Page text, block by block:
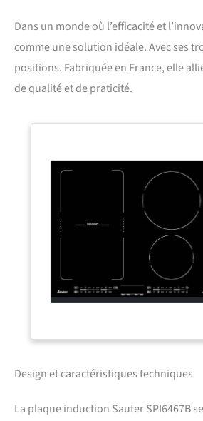
Dans un monde où l’efficacité et
comme une solution idéale. Avec ses
positions. Fabriquée en France, elle
de qualité et de praticité.
Design et caractéristiques techniques
La plaque induction Sauter SPI6467B